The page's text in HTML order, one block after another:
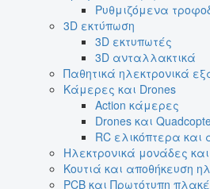
Ρυθμιζόμενα
3D εκτύπωση
3D εκτυπωτές
3D ανταλλακτικά
Παθητικά ηλεκτρονικά
Κάμερες και Drones
Action κάμερες
Drones και
RC ελικόπτερα
Ηλεκτρονικά μονάδες
Κουτιά και αποθήκευση
PCB και Πρωτότυπη